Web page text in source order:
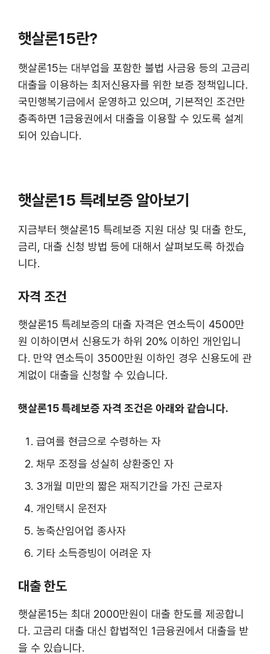
햇살론15란?
햇살론15는 대부업을 포함한 불법 사금융 등의 고금리
대출을 이용하는 최저신용자를 위한 보증 정책입니다.
국민행복기금에서 운영하고 있으며, 기본적인 조건만
충족하면 1금융권에서 대출을 이용할 수 있도록 설계
되어 있습니다.
햇살론15 특례보증 알아보기
지금부터 햇살론15 특례보증 지원 대상 및 대출 한도,
금리, 대출 신청 방법 등에 대해서 살펴보도록 하겠습
니다.
자격 조건
햇살론15 특례보증의 대출 자격은 연소득이 4500만
원 이하이면서 신용도가 하위 20% 이하인 개인입니
다. 만약 연소득이 3500만원 이하인 경우 신용도에 관
계없이 대출을 신청할 수 있습니다.
햇살론15 특례보증 자격 조건은 아래와 같습니다.
급여를 현금으로 수령하는 자
채무 조정을 성실히 상환중인 자
3개월 미만의 짧은 재직기간을 가진 근로자
개인택시 운전자
농축산임어업 종사자
기타 소득증빙이 어려운 자
대출 한도
햇살론15는 최대 2000만원이 대출 한도를 제공합니
다. 고금리 대출 대신 합법적인 1금융권에서 대출을 받
을 수 있습니다.